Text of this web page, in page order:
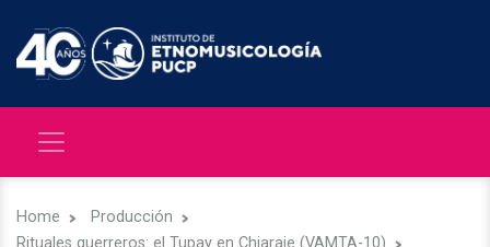
Home
Producción
Rituales guerreros: el Tupay en Chiaraje (VAMTA-10)